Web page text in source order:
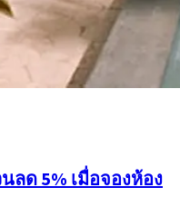
ลด 5% เมื่อจองห้อง